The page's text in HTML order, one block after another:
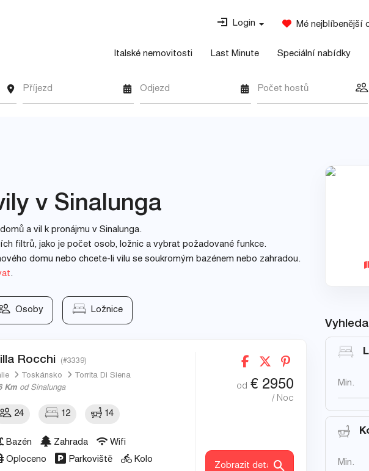
Login Mé nejblíbenější
Italské nemovitosti Last Minute Speciální nabídky
Příjezd Odjezd Počet hostů
v Sinalunga
a vil k pronájmu v Sinalunga.
filtrů, jako je počet osob, ložnic a vybrat požadované funkce.
domu nebo chcete-li vilu se soukromým bazénem nebo zahradou.
.
Osoby Ložnice
Rocchi (#3339)
Toskánsko
Torrita Di Siena
Km od Sinalunga
24 12 14
Bazén Zahrada
Wifi
Oploceno
Parkoviště Kolo
od € 2950
/ Noc
Zobrazit detaily
Min.
Min.